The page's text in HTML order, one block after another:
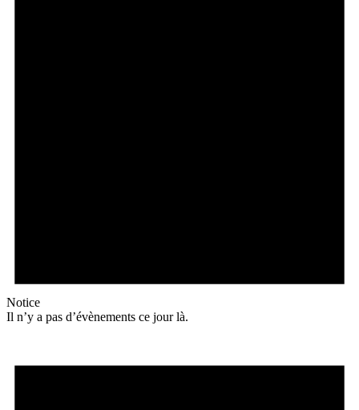
Notice
Il n’y a pas d’évènements ce jour là.